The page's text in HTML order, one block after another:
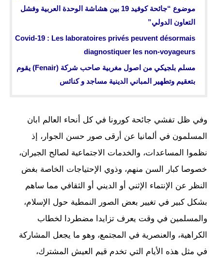
موضوع “جائحة كوفيد 19 بين هشاشة الوحدة العربية وفشل
التعاون الدولي”
Covid-19 : Les laboratoires privés peuvent désormais
diagnostiquer les non-voyageurs
مسلم بلجيكي من اصول مغربية صاحب شركة (Fenair) يقوم
بتعقيم وتطهير المباني الدينية مساجد و كنائس
وفي ظل تفشي جائحة كورونا في كل أنحاء العالم ابان
المسلمون في ألمانيا عن أرقى صور حسن الجوار، إذ
نظموا المساعدات، والخدمات الاجتماعية لصالح الجيران،
خصوصا كبار السن منهم، وذوي الإحتياجات الخاصة بغض
النظر عن الإنتماء الإثني أو الديني أو الثقافي مما ساهم
بشكل كبير في تغيير بعض الصور النمطية حول الإسلام،
والمسلمين في وقت يعرف تزايدا مضطردا لخطاب
الكراهية، والعنصرية في المجتمع، وهو ما يجعل المشاركة
في مثل هذه الأيام التي تخدم قيم العيش المشترك،